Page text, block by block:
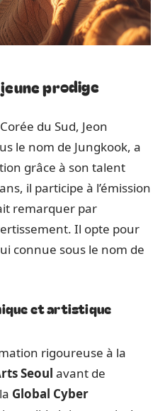
prodige
du Sud, Jeon
le nom de Jungkook, a
grâce à son talent
il participe à l’émission
remarquer par
Il opte pour
connue sous le nom de
et artistique
rigoureuse à la
Seoul avant de
Global Cyber